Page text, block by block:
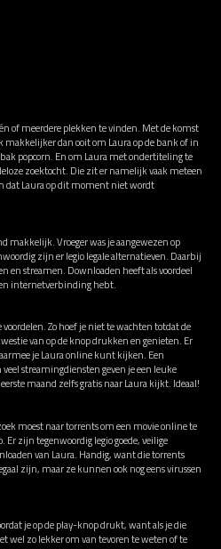
of meerdere plekken te vinden. Met de komst
makkelijker dan ooit om Laura op de bank of in
popcorn. En om Laura met ondertiteling te
zoektocht. Die zit er namelijk vaak meteen
dat Laura op dit moment niet wordt
makkelijk. Vroeger was je aangewezen op
zijn er legio legale alternatieven. Daarbij
en streamen. Downloaden heeft als voordeel
internetverbinding hebt.
Zo hoef je niet te wachten totdat de
van op de knop drukken en genieten. Er
je Laura online kunt kijken. Een
streamingdiensten geven je een leuke
maand zelfs gratis naar Laura kijkt. Ideaal!
moest naar torrents om een movie online te
zijn tegenwoordig legio goede, veilige
van Laura. Handig, want die torrents
zijn, maar ze kunnen ook nog eens virussen
je op de play-knop drukt, want als je die
wel zo lekker om van tevoren te weten of te